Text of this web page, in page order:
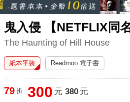
鬼入侵 【NETFLIX同
The Haunting of Hill House
紙本平裝 Readmoo 電子書
79 折 300 元 380元